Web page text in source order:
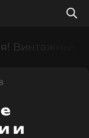
Винтажные
и